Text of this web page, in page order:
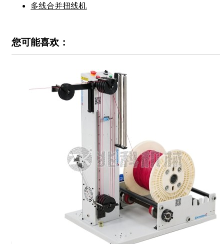
多线合并扭线机
您可能喜欢：